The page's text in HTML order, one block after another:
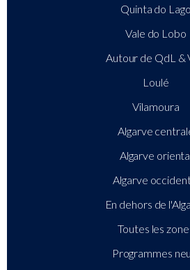
Quinta do Lago
Vale do Lobo
Autour de QdL &
Loulé
Vilamoura
Algarve
Algarve
Algarve
En dehors de
Toutes les
Programmes